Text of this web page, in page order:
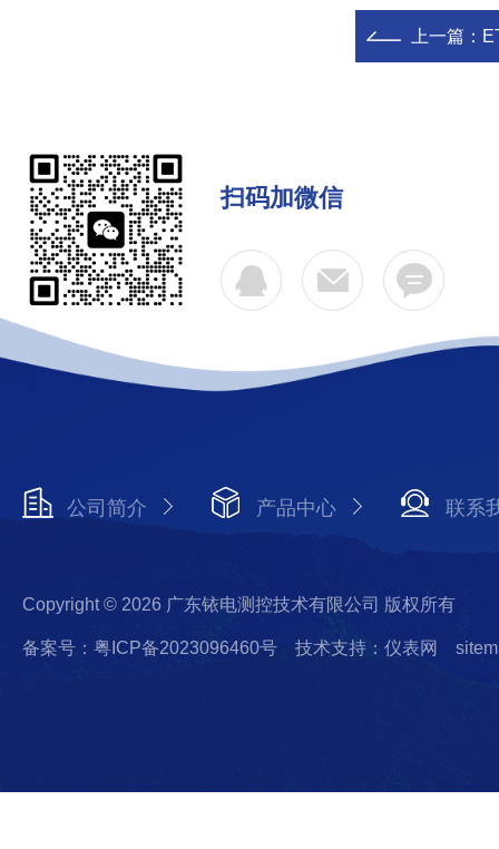
上一篇：
扫码加微信
公司简介 产品中心 联系
Copyright © 2026 广东铱电测控技术有限公司 版权所有
备案号：粤ICP备2023096460号 技术支持：仪表网